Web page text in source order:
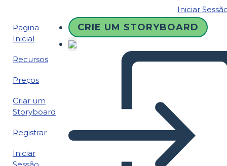
Iniciar
Pagina
Inicial
Recursos
Preços
Criar um
Storyboard
Registrar
Iniciar
CRIE UM STORYBOARD